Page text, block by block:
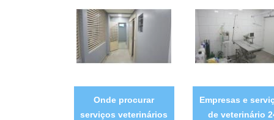
Onde procurar
serviços veterinários
Empresas e
de veterinário